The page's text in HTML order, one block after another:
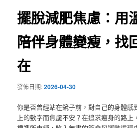
擺脫減肥焦慮：用
陪伴身體變瘦，找
在
發佈日期:2026-04-30
你是否曾經站在鏡子前，對自己的身體感
上的數字而焦慮不安？在追求瘦身的路